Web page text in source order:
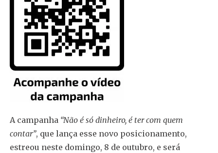
A campanha “Não é só dinheiro, é ter com quem
contar”, que lança esse novo posicionamento,
estreou neste domingo, 8 de outubro, e será